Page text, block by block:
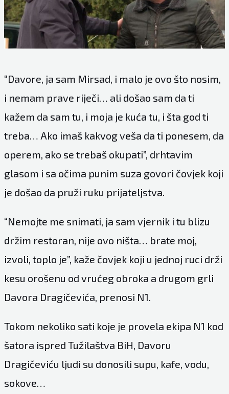
“Davore, ja sam Mirsad, i malo je ovo što nosim,
i nemam prave riječi… ali došao sam da ti
kažem da sam tu, i moja je kuća tu, i šta god ti
treba… Ako imaš kakvog veša da ti ponesem, da
operem, ako se trebaš okupati”, drhtavim
glasom i sa očima punim suza govori čovjek koji
je došao da pruži ruku prijateljstva.
“Nemojte me snimati, ja sam vjernik i tu blizu
držim restoran, nije ovo ništa… brate moj,
izvoli, toplo je”, kaže čovjek koji u jednoj ruci drži
kesu orošenu od vrućeg obroka a drugom grli
Davora Dragičevića, prenosi N1.
Tokom nekoliko sati koje je provela ekipa N1 kod
šatora ispred Tužilaštva BiH, Davoru
Dragičeviću ljudi su donosili supu, kafe, vodu,
sokove…